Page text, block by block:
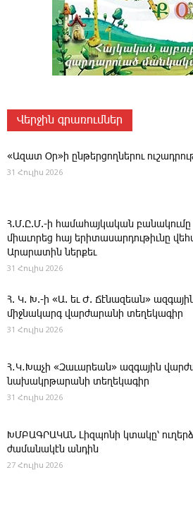
Վերջին գրառումներ
«Ազատ Օր»ի ընթերցողներու
31 Հուլիս 2026
Հ.Մ.Ը.Մ.-ի համահայկական բանակումը
միաւորեց հայ երիտասարդութիւնը
Արարատին ներքեւ
31 Հուլիս 2026
Հ. Կ. Խ.-ի «Ա. եւ Ժ. ­Ճէնազեան»
միջնակարգ վարժարանի տեղեկագիր
31 Հուլիս 2026
Հ․Կ․Խաչի «Զաւարեան» ազգային
նախակրթարանի տեղեկագիր
31 Հուլիս 2026
ԽՄԲԱԳՐԱԿԱՆ ­Լիզպոնի կտակը՝ ուղերձ
ժամանակէն անդին
27 Հուլիս 2026